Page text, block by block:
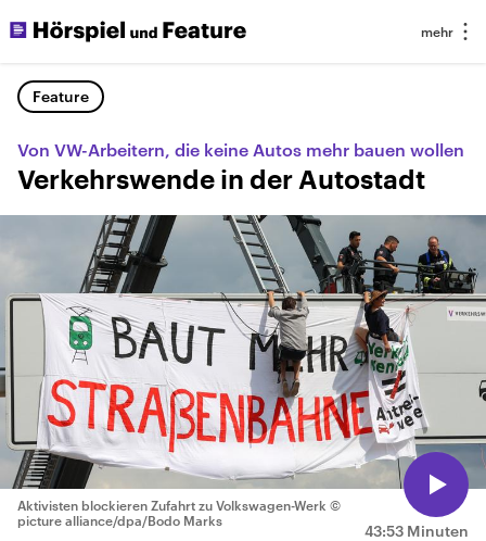
Feature
Von VW-Arbeitern, die keine Autos mehr bauen wollen
Verkehrswende in der Autostadt
43:53 Minuten
Aktivisten blockieren Zufahrt zu Volkswagen-Werk ©
picture alliance/dpa/Bodo Marks